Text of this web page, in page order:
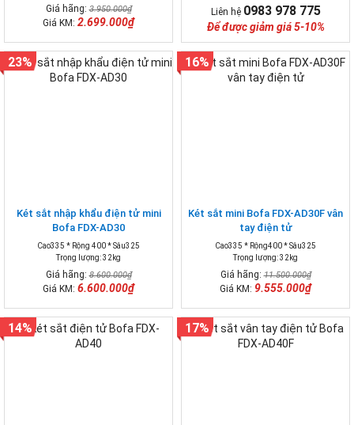
Giá hãng:3.950.000₫
Giá KM: 2.699.000₫
Liên hệ 0983 978 775
Để được giảm giá 5-10%
Két sắt nhập khẩu điện tử mini
Bofa FDX-AD30
Cao335 * Rộng 400 * Sâu325
Trọng lượng: 32kg
Giá hãng:8.600.000₫
Giá KM: 6.600.000₫
23%
Két sắt mini Bofa FDX-AD30F vân
tay điện tử
Cao335 * Rộng400 * Sâu325
Trọng lượng: 32kg
Giá hãng:11.500.000₫
Giá KM: 9.555.000₫
16%
14% 17%